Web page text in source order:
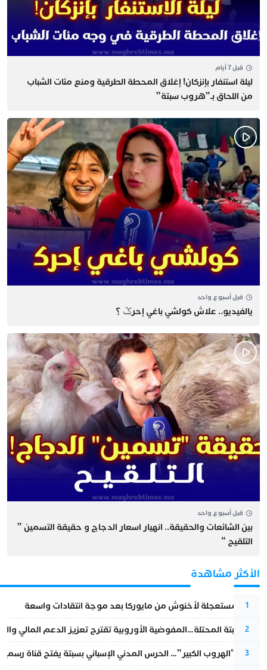
قبل 7 أيام
​ليلة استنفار بإنزكان! إغلاق المحطة الطرقية ومنع مئات الشباب
من اللحاق بـ”هروب سبتة”
قبل أسبوع واحد
يالفيديو.. علاش كولشي باغي إحرݣ ؟
قبل أسبوع واحد
بين الشائعات والحقيقة.. انهيار اسعار الدجاج و حقيقة التسمين ”
التلقيح “
الأكثر مشاهدة
1
عودة مستعجلة لأخنوش من مايوركا بعد موجة انتقادات واسعة
2
أزمة سبتة المحتلة…المفوضية الأوروبية تقترح تعزيز الدعم المالي
3
عملية “الهروب الكبير”… الحرس المدني الإسباني بسبتة يفتح قناة